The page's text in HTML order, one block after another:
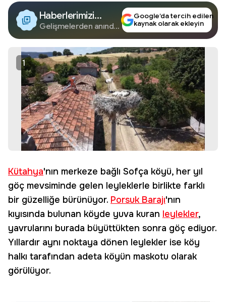
Haberlerimizi
Google'da Takip
Edin
Gelişmelerden anında
Google’da tercih edilen
kaynak olarak ekleyin
1
Kütahya'nın merkeze bağlı Sofça köyü, her yıl
göç mevsiminde gelen leyleklerle birlikte farklı
bir güzelliğe bürünüyor. Porsuk Barajı'nın
kıyısında bulunan köyde yuva kuran leylekler,
yavrularını burada büyüttükten sonra göç ediyor.
Yıllardır aynı noktaya dönen leylekler ise köy
halkı tarafından adeta köyün maskotu olarak
görülüyor.